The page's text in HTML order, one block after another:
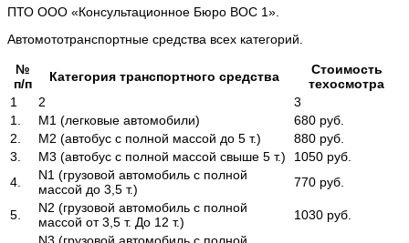
ПТО ООО «Консультационное Бюро ВОС 1».
Автомототранспортные средства всех категорий.
№
п/п
Категория транспортного средства
Стоимость
техосмотра
1
2
3
1.
М1 (легковые автомобили)
680 руб.
2.
М2 (автобус с полной массой до 5 т.)
880 руб.
3.
М3 (автобус с полной массой свыше 5 т.)
1050 руб.
4.
N1 (грузовой автомобиль с полной
массой до 3,5 т.)
770 руб.
5.
N2 (грузовой автомобиль с полной
массой от 3,5 т. До 12 т.)
1030 руб.
N3 (грузовой автомобиль с полной